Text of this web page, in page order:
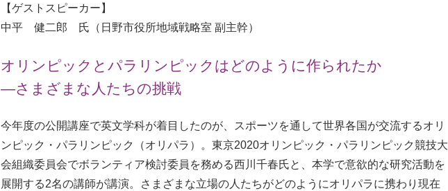
【ゲストスピーカー】
中平 健二郎 氏（日野市役所地域戦略室 副主幹）
オリンピックとパラリンピックはどのように作られたか
—さまざまな人たちの挑戦
今年度の公開講座で英文学科が着目したのが、スポーツを通して世界各国が交流するオリ
ンピック・パラリンピック（オリパラ）。東京2020オリンピック・パラリンピック競技大
会組織委員会でボランティア検討委員を務める西川千春氏と、本学で意欲的な研究活動を
展開する2名の講師が講演。さまざまな立場の人たちがどのようにオリパラに携わり現在